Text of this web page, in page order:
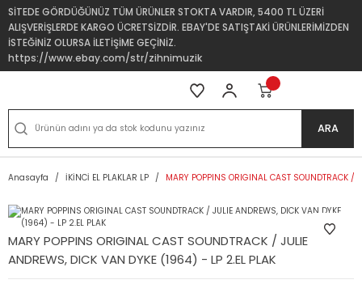
SİTEDE GÖRDÜĞÜNÜZ TÜM ÜRÜNLER STOKTA VARDIR, 5400 TL ÜZERİ
ALIŞVERİŞLERDE KARGO ÜCRETSİZDİR. EBAY'DE SATIŞTAKİ ÜRÜNLERİMİZDEN
İSTEĞİNİZ OLURSA İLETİŞİME GEÇİNİZ.
https://www.ebay.com/str/zihnimuzik
ARA
Anasayfa İKİNCİ EL PLAKLAR LP MARY POPPINS ORIGINAL CAST SOUNDTRACK /
MARY POPPINS ORIGINAL CAST SOUNDTRACK / JULIE
ANDREWS, DICK VAN DYKE (1964) - LP 2.EL PLAK